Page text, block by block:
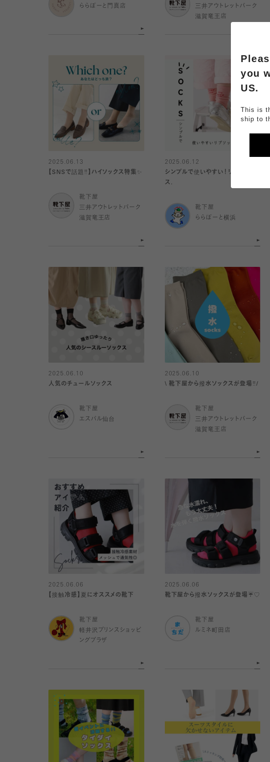
ららぽーと門真店
三井アウトレットパーク
滋賀竜王店
2025.06.13
【SNSで話題‼️】ハイソックス特集✨
靴下屋
三井アウトレットパーク
滋賀竜王店
2025.06.12
シンプルで使いやすい！リブソック
ス.
靴下屋
ららぽーと横浜
2025.06.10
人気のチュールソックス
靴下屋
エスパル仙台
2025.06.10
\ 靴下屋から撥水ソックスが登場‼️/
靴下屋
三井アウトレットパーク
滋賀竜王店
2025.06.06
【接触冷感】夏にオススメの靴下
靴下屋
軽井沢プリンスショッピ
ングプラザ
2025.06.06
靴下屋から撥水ソックスが登場☔️♡
靴下屋
ルミネ町田店
you
US.
This is
ship to